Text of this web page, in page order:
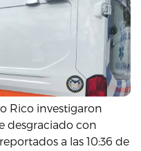
Rico investigaron
desgraciado con
a las 10:36 de